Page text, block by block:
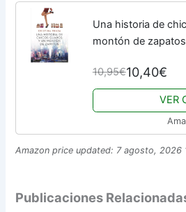
Una historia de
montón de
10,95€10,40€
VER
Amazon price updated: 7 agosto, 2026
Publicaciones